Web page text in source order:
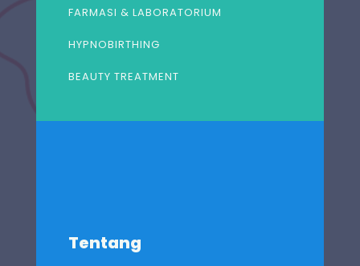
FARMASI & LABORATORIUM
HYPNOBIRTHING
BEAUTY TREATMENT
Tentang